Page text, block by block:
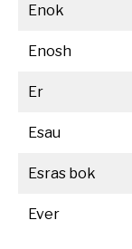
Enok
Enosh
Er
Esau
Esras bok
Ever